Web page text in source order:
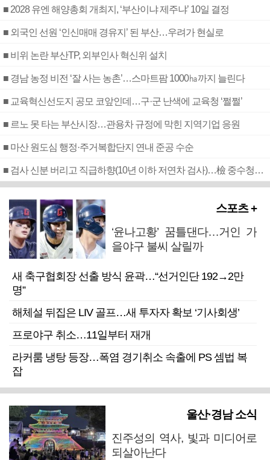
■ 2028 유엔 해양총회 개최지, ‘부산이냐 제주냐’ 10일 결정
■ 외국인 선원 ‘인신매매 경유지’ 된 부산…우려가 현실로
■ 비위 논란 부산TP, 외부인사 혁신위 설치
■ 경남 농정 비전 ‘잘 사는 농촌’…스마트팜 1000㏊까지 늘린다
■ 교육혁신선도지 공모 코앞인데…구·군 난색에 교육청 ‘쩔쩔’
■ 르노 못 타는 부산시장…관용차 규정에 막힌 지역기업 응원
■ 마산 원도심 행정·주거복합단지 연내 준공 수순
■ 검사 신분 버리고 직급하향(10년 이하 저연차 검사)…檢 중수청행 기피
스포츠 +
‘윤나고황’ 꿈틀댄다…거인 가
을야구 불씨 살릴까
새 축구협회장 선출 방식 윤곽…“선거인단 192→2만
명”
해체설 뒤집은 LIV 골프…새 투자자 확보 ‘기사회생’
프로야구 취소…11일부터 재개
라커룸 냉탕 등장…폭염 경기취소 속출에 PS 셈법 복
잡
울산·경남 소식
진주성의 역사, 빛과 미디어로
되살아난다